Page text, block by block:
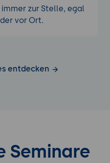
zur Stelle, egal
vor Ort.
entdecken
Seminare